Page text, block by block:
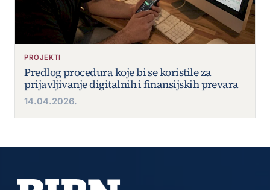
PROJEKTI
Predlog procedura koje bi se koristile za
prijavljivanje digitalnih i finansijskih prevara
14.04.2026.